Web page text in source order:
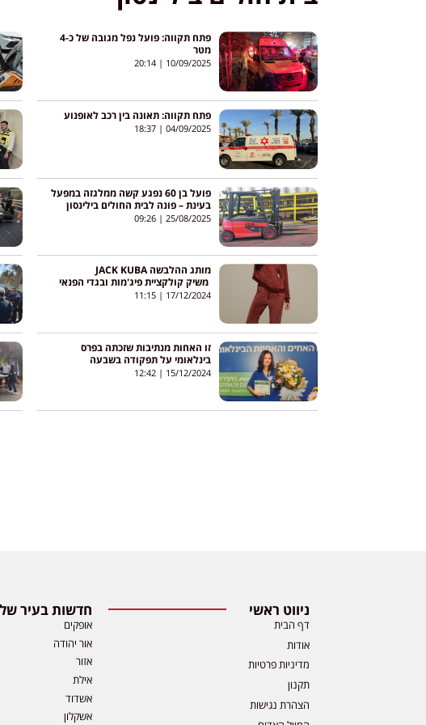
פתח תקווה: פועל נפל מגובה של כ-4
מטר
10/09/2025
20:14
פתח תקווה: תאונה בין רכב לאופנוע
04/09/2025
18:37
פועל בן 60 נפגע קשה ממלגזה במפעל
בעינת – פונה לבית החולים בילינסון
25/08/2025
09:26
מותג ההלבשה JACK KUBA
משיק קולקציית פיג'מות ובגדי הפנאי
של DKNY
17/12/2024
11:15
זו האחות מנתיבות שזכתה בפרס
בינלאומי על תפקודה בשבעה
באוקטובר
15/12/2024
12:42
ניווט ראשי
דף הבית
אודות
מדיניות פרטיות
תקנון
הצהרת נגישות
חדשות בעיר
אופקים
אור יהודה
אזור
אילת
אשדוד
אשקלון